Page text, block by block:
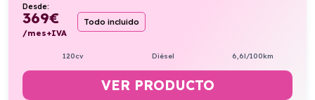
Desde:
369€
/mes+IVA
Todo incluido
120cv Diésel 6,6l/100km
VER PRODUCTO